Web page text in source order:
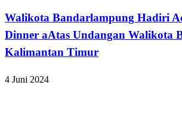
Walikota Bandarlampung Hadiri
Dinner aAtas Undangan Walikota
Kalimantan Timur
4 Juni 2024